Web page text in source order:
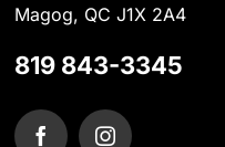
Magog, QC J1X 2A4
819 843-3345